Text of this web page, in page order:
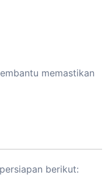
memastikan
berikut: